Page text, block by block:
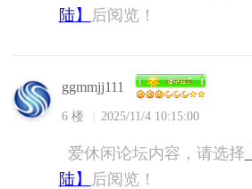
陆】
后阅览！
ggmmjj111
6 楼 2025/11/4 10:15:00
爱休闲论坛内容，请选择
陆】
后阅览！